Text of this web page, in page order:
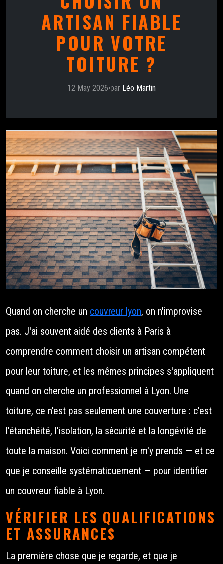
ARTISAN FIABLE
POUR VOTRE
TOITURE ?
12 May 2026•par Léo Martin
Quand on cherche un couvreur lyon, on n'improvise
pas. J'ai souvent aidé des clients à Paris à
comprendre comment choisir un artisan compétent
pour leur toiture, et les mêmes principes s'appliquent
quand on cherche un professionnel à Lyon. Une
toiture, ce n'est pas seulement une couverture : c'est
l'étanchéité, l'isolation, la sécurité et la longévité de
toute la maison. Voici comment je m'y prends — et ce
que je conseille systématiquement — pour identifier
un couvreur fiable à Lyon.
VÉRIFIER LES QUALIFICATIONS
ET ASSURANCES
La première chose que je regarde, et que je